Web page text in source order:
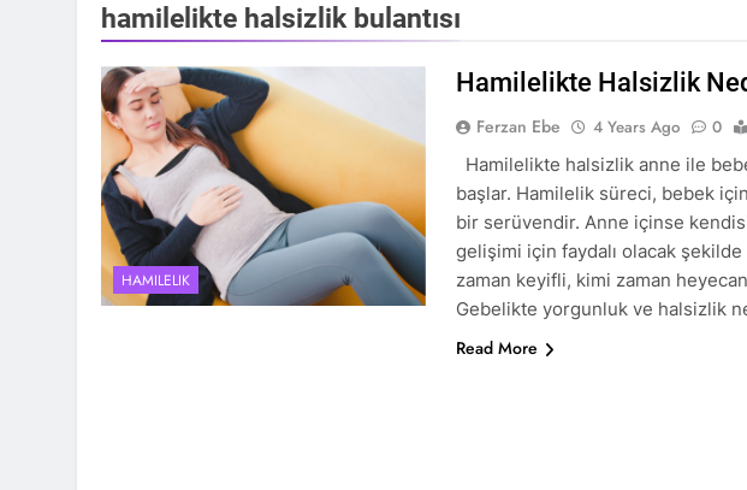
hamilelikte halsizlik bulantısı
HAMILELIK
Hamilelikte Halsizlik
Ferzan Ebe 4 Years Ago 0
Hamilelikte halsizlik anne ile
başlar. Hamilelik süreci, bebek
bir serüvendir. Anne içinse
gelişimi için faydalı olacak
zaman keyifli, kimi zaman
Gebelikte yorgunluk ve halsizlik
Read More